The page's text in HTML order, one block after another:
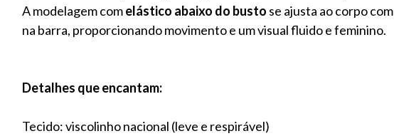
A modelagem comelástico abaixo do busto se ajusta ao corpo
na barra, proporcionando movimento e um visual fluido e feminino.
Detalhes que encantam:
Tecido: viscolinho nacional (leve e respirável)